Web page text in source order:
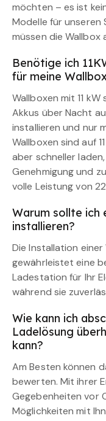
möchten – es ist
Modelle für unseren
müssen die Wallbox
Benötige ich
für meine
Wallboxen mit 11
Akkus über Nacht
installieren und nur
Wallboxen sind auf
aber schneller
Genehmigung und
volle Leistung von
Warum sollte ich
installieren?
Die Installation einer
gewährleistet eine
Ladestation für Ihr
während sie
Wie kann ich
Ladelösung
kann?
Am Besten können
bewerten. Mit ihrer
Gegebenheiten vor
Möglichkeiten mit